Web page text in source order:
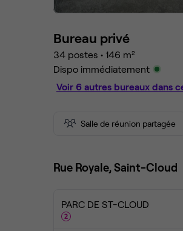
Bureau privé
34 postes • 146 m²
Dispo immédiatement
Voir 6 autres bureaux dans
Salle de réunion partagée
Rue Royale, Saint-Cloud
PARC DE ST-CLOUD